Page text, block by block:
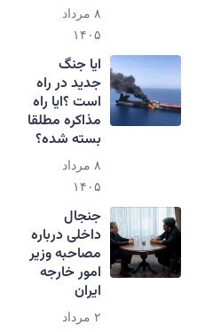
۸ مرداد
۱۴۰۵
ایا جنگ
جدید در راه
است ؟ایا راه
مذاکره مطلقا
بسته شده؟
۸ مرداد
۱۴۰۵
جنجال
داخلی درباره
مصاحبه وزیر
امور خارجه
ایران
۲ مرداد